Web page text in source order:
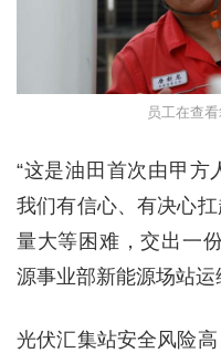
员工在查
“这是油田首次由甲方
我们有信心、有决心
量大等困难，交出一
源事业部新能源场站运
光伏汇集站安全风险